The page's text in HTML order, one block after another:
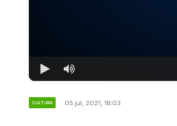
CULTURA 05 jul, 2021, 16:03